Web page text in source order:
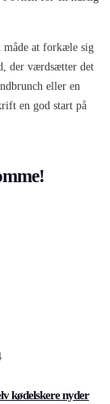
måde at forkæle sig
der værdsætter det
eller en
en god start på
kødelskere nyder